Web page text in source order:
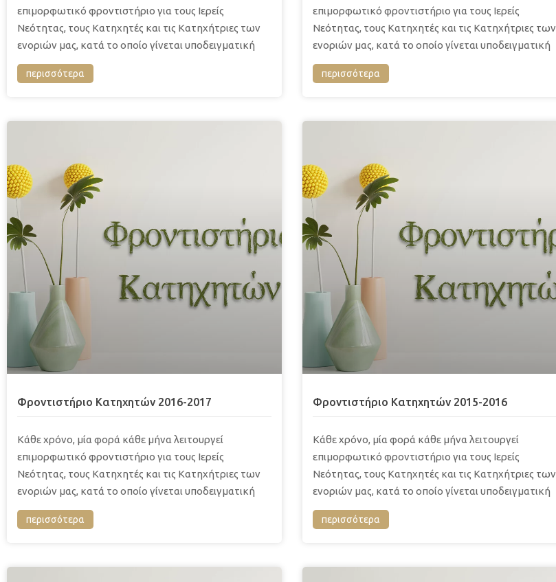
επιμορφωτικό φροντιστήριο για τους Ιερείς
Νεότητας, τους Κατηχητές και τις Κατηχήτριες των
ενοριών μας, κατά το οποίο γίνεται υποδειγματική
περισσότερα
επιμορφωτικό φροντιστήριο για τους Ιερείς
Νεότητας, τους Κατηχητές και τις Κατηχήτριες των
ενοριών μας, κατά το οποίο γίνεται υποδειγματική
περισσότερα
Φροντιστήριο Κατηχητών 2016-2017
Κάθε χρόνο, μία φορά κάθε μήνα λειτουργεί
επιμορφωτικό φροντιστήριο για τους Ιερείς
Νεότητας, τους Κατηχητές και τις Κατηχήτριες των
ενοριών μας, κατά το οποίο γίνεται υποδειγματική
περισσότερα
Φροντιστήριο Κατηχητών 2015-2016
Κάθε χρόνο, μία φορά κάθε μήνα λειτουργεί
επιμορφωτικό φροντιστήριο για τους Ιερείς
Νεότητας, τους Κατηχητές και τις Κατηχήτριες των
ενοριών μας, κατά το οποίο γίνεται υποδειγματική
περισσότερα